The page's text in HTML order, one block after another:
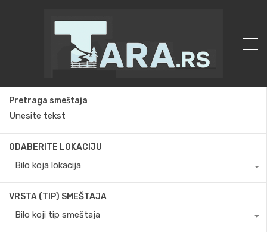
Pretraga smeštaja
ODABERITE LOKACIJU
Bilo koja lokacija
VRSTA (TIP) SMEŠTAJA
Bilo koji tip smeštaja